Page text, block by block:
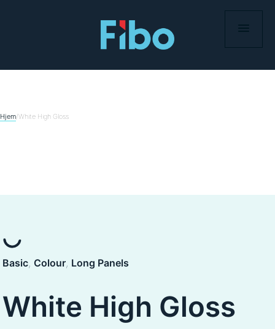
Hjem/White High Gloss
Basic, Colour, Long Panels
White High Gloss